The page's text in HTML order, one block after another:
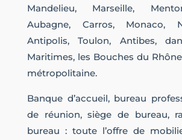
Mandelieu, Marseille,
Aubagne, Carros, Monaco,
Antipolis, Toulon, Antibes,
Maritimes, les Bouches du
métropolitaine.
Banque d’accueil, bureau
de réunion, siège de bureau,
bureau : toute l’offre de